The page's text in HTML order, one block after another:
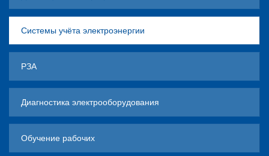
Системы учёта электроэнергии
РЗА
Диагностика электрооборудования
Обучение рабочих